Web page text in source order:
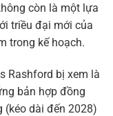
còn là một lựa
triều đại mới của
trong kế hoạch.
Rashford bị xem là
bản hợp đồng
dài đến 2028)